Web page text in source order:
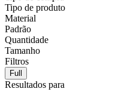
Tipo de produto
Material
Padrão
Quantidade
Tamanho
Filtros
Full
Resultados para